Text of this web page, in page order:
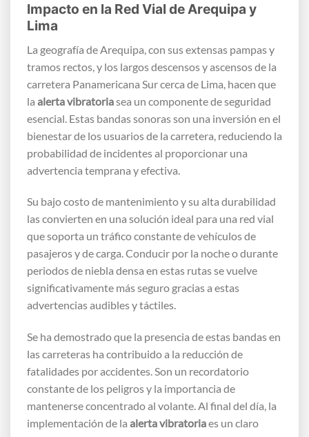
Impacto en la Red Vial de Arequipa y
Lima
La geografía de Arequipa, con sus extensas pampas y
tramos rectos, y los largos descensos y ascensos de la
carretera Panamericana Sur cerca de Lima, hacen que
la alerta vibratoriasea un componente de seguridad
esencial. Estas bandas sonoras son una inversión en el
bienestar de los usuarios de la carretera, reduciendo la
probabilidad de incidentes al proporcionar una
advertencia temprana y efectiva.
Su bajo costo de mantenimiento y su alta durabilidad
las convierten en una solución ideal para una red vial
que soporta un tráfico constante de vehículos de
pasajeros y de carga. Conducir por la noche o durante
periodos de niebla densa en estas rutas se vuelve
significativamente más seguro gracias a estas
advertencias audibles y táctiles.
Se ha demostrado que la presencia de estas bandas en
las carreteras ha contribuido a la reducción de
fatalidades por accidentes. Son un recordatorio
constante de los peligros y la importancia de
mantenerse concentrado al volante. Al final del día, la
implementación de la alerta vibratoriaes un claro